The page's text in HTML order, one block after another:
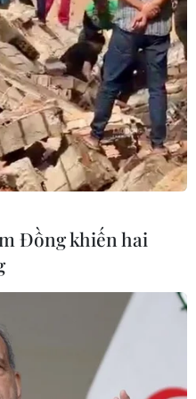
giả và
biến
tổ chức
lừa
Đồng khiến hai